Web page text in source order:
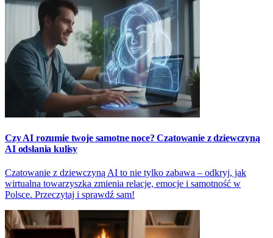
Czy AI rozumie twoje samotne noce? Czatowanie z dziewczyną
AI odsłania kulisy
Czatowanie z dziewczyną AI to nie tylko zabawa – odkryj, jak
wirtualna towarzyszka zmienia relacje, emocje i samotność w
Polsce. Przeczytaj i sprawdź sam!